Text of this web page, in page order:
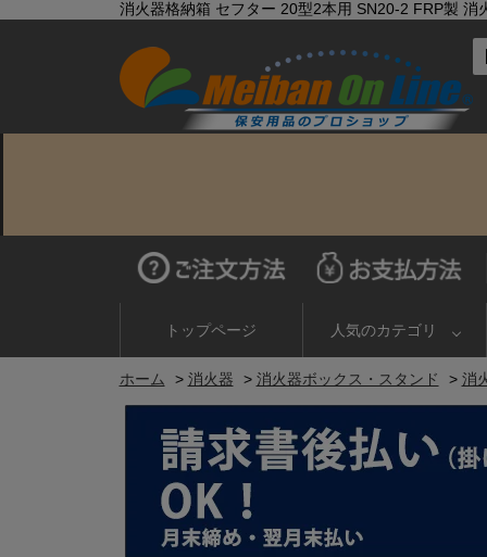
消火器格納箱 セフター 20型2本用 SN20-2 FRP製 消
トップページ 人気のカテゴリ
ホーム > 消火器 > 消火器ボックス・スタンド > 消